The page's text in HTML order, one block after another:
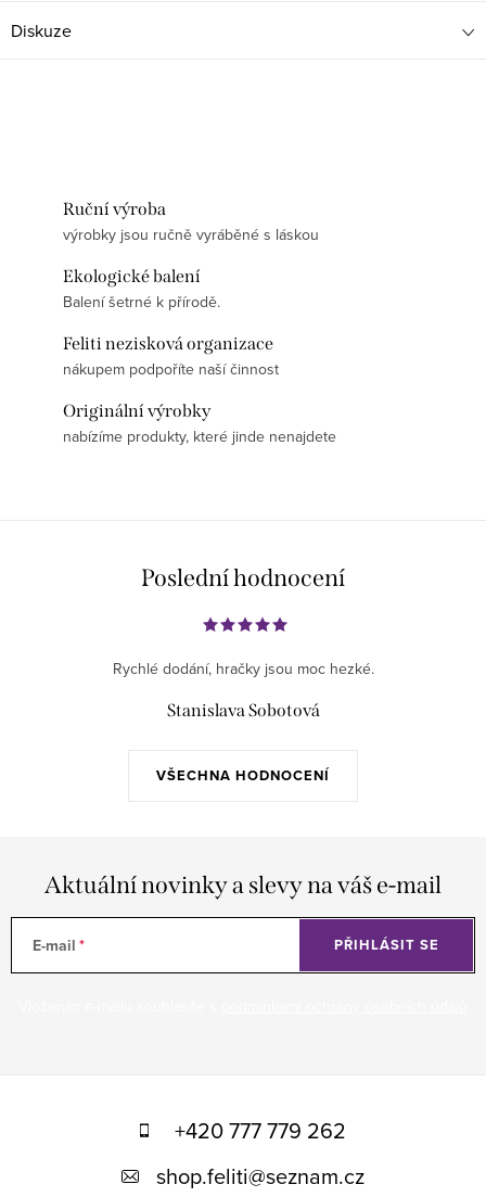
Diskuze
Ruční výroba
výrobky jsou ručně vyráběné s láskou
Ekologické balení
Balení šetrné k přírodě.
Feliti nezisková organizace
nákupem podpoříte naší činnost
Originální výrobky
nabízíme produkty, které jinde nenajdete
Poslední hodnocení
VŠECHNA HODNOCENÍ
Rychlé dodání, hračky jsou moc hezké.
Stanislava Sobotová
Aktuální novinky a slevy na váš e-mail
E-mail PŘIHLÁSIT SE
+420 777 779 262
shop.feliti@seznam.cz